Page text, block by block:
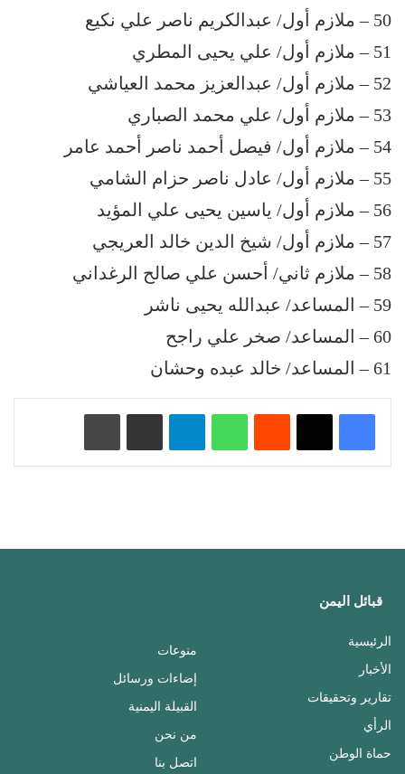
50 – ملازم أول/ عبدالكريم ناصر علي نكيع
51 – ملازم أول/ علي يحيى المطري
52 – ملازم أول/ عبدالعزيز محمد العياشي
53 – ملازم أول/ علي محمد الصباري
54 – ملازم أول/ فيصل أحمد ناصر أحمد عامر
55 – ملازم أول/ عادل ناصر حزام الشامي
56 – ملازم أول/ ياسين يحيى علي المؤيد
57 – ملازم أول/ شيخ الدين خالد العريجي
58 – ملازم ثاني/ أحسن علي صالح الرغداني
59 – المساعد/ عبدالله يحيى ناشر
60 – المساعد/ صخر علي راجح
61 – المساعد/ خالد عبده وحشان
واتساب تيلقرام
قبائل اليمن
الرئيسية
الأخبار
تقارير وتحقيقات
الرأي
حماة الوطن
منوعات
إضاءات ورسائل
القبيلة اليمنية
من نحن
اتصل بنا